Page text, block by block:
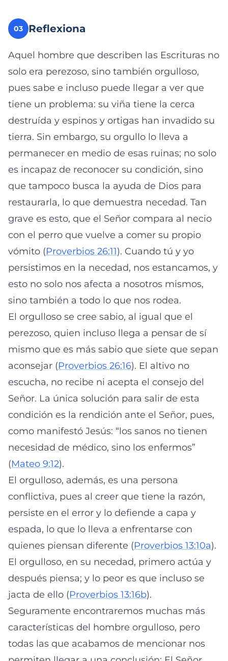
03 Reflexiona
Aquel hombre que describen las Escrituras no
solo era perezoso, sino también orgulloso,
pues sabe e incluso puede llegar a ver que
tiene un problema: su viña tiene la cerca
destruída y espinos y ortigas han invadido su
tierra. Sin embargo, su orgullo lo lleva a
permanecer en medio de esas ruinas; no solo
es incapaz de reconocer su condición, sino
que tampoco busca la ayuda de Dios para
restaurarla, lo que demuestra necedad. Tan
grave es esto, que el Señor compara al necio
con el perro que vuelve a comer su propio
vómito (Proverbios 26:11). Cuando tú y yo
persistimos en la necedad, nos estancamos, y
esto no solo nos afecta a nosotros mismos,
sino también a todo lo que nos rodea.
El orgulloso se cree sabio, al igual que el
perezoso, quien incluso llega a pensar de sí
mismo que es más sabio que siete que sepan
aconsejar (Proverbios 26:16). El altivo no
escucha, no recibe ni acepta el consejo del
Señor. La única solución para salir de esta
condición es la rendición ante el Señor, pues,
como manifestó Jesús: “los sanos no tienen
necesidad de médico, sino los enfermos”
(Mateo 9:12).
El orgulloso, además, es una persona
conflictiva, pues al creer que tiene la razón,
persiste en el error y lo defiende a capa y
espada, lo que lo lleva a enfrentarse con
quienes piensan diferente (Proverbios 13:10a).
El orgulloso, en su necedad, primero actúa y
después piensa; y lo peor es que incluso se
jacta de ello (Proverbios 13:16b).
Seguramente encontraremos muchas más
características del hombre orgulloso, pero
todas las que acabamos de mencionar nos